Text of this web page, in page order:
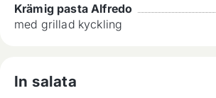
Krämig pasta Alfredo
med grillad kyckling
In salata